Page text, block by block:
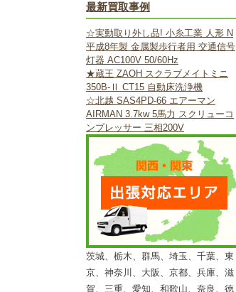
最新買取事例
☆実動取り外し品! 小糸工業 人形 N
平成8年製 金属製歩行者用 交通信号
灯器 AC100V 50/60Hz
★蔵王 ZAOH スクラブメイトミニ
350B-Ⅱ CT15 自動床洗浄機
☆北越 SAS4PD-66 エアーマン
AIRMAN 3.7kw 5馬力 スクリューコ
ンプレッサー 三相200V
茨城、栃木、群馬、埼玉、千葉、東
京、神奈川、大阪、京都、兵庫、滋
賀、三重、愛知、和歌山、奈良、徳